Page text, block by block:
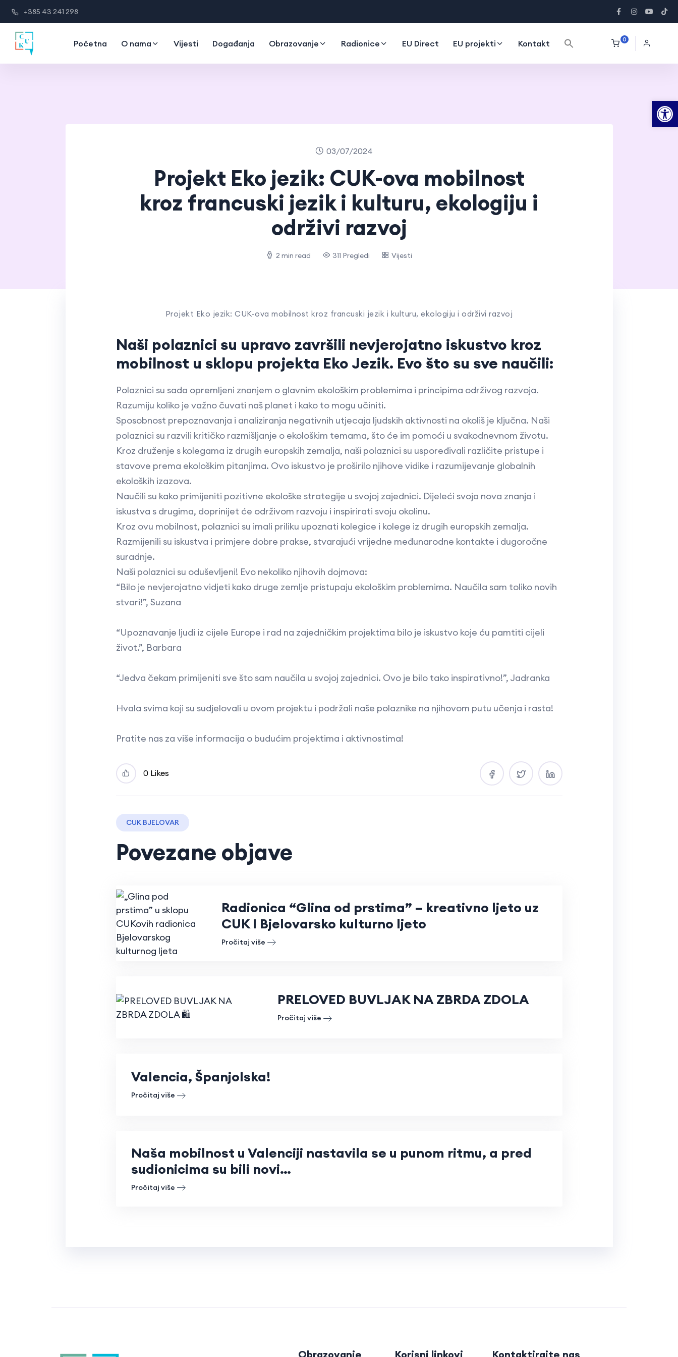
+385 43 241 298
Početna O nama Vijesti Događanja Obrazovanje Radionice EU Direct EU projekti Kontakt 0
03/07/2024
Projekt Eko jezik: CUK-ova mobilnost
kroz francuski jezik i kulturu, ekologiju i
održivi razvoj
2 min read 311 Pregledi Vijesti
Projekt Eko jezik: CUK-ova mobilnost kroz francuski jezik i kulturu, ekologiju i održivi razvoj
Naši polaznici su upravo završili nevjerojatno iskustvo kroz
mobilnost u sklopu projekta Eko Jezik. Evo što su sve naučili:
Polaznici su sada opremljeni znanjem o glavnim ekološkim problemima i principima održivog razvoja.
Razumiju koliko je važno čuvati naš planet i kako to mogu učiniti.
Sposobnost prepoznavanja i analiziranja negativnih utjecaja ljudskih aktivnosti na okoliš je ključna. Naši
polaznici su razvili kritičko razmišljanje o ekološkim temama, što će im pomoći u svakodnevnom životu.
Kroz druženje s kolegama iz drugih europskih zemalja, naši polaznici su uspoređivali različite pristupe i
stavove prema ekološkim pitanjima. Ovo iskustvo je proširilo njihove vidike i razumijevanje globalnih
ekoloških izazova.
Naučili su kako primijeniti pozitivne ekološke strategije u svojoj zajednici. Dijeleći svoja nova znanja i
iskustva s drugima, doprinijet će održivom razvoju i inspirirati svoju okolinu.
Kroz ovu mobilnost, polaznici su imali priliku upoznati kolegice i kolege iz drugih europskih zemalja.
Razmijenili su iskustva i primjere dobre prakse, stvarajući vrijedne međunarodne kontakte i dugoročne
suradnje.
Naši polaznici su oduševljeni! Evo nekoliko njihovih dojmova:
“Bilo je nevjerojatno vidjeti kako druge zemlje pristupaju ekološkim problemima. Naučila sam toliko novih
stvari!”, Suzana
“Upoznavanje ljudi iz cijele Europe i rad na zajedničkim projektima bilo je iskustvo koje ću pamtiti cijeli
život.”, Barbara
“Jedva čekam primijeniti sve što sam naučila u svojoj zajednici. Ovo je bilo tako inspirativno!”, Jadranka
Hvala svima koji su sudjelovali u ovom projektu i podržali naše polaznike na njihovom putu učenja i rasta!
Pratite nas za više informacija o budućim projektima i aktivnostima!
0 Likes
CUK BJELOVAR
Povezane objave
Radionica “Glina od prstima” – kreativno ljeto uz
CUK I Bjelovarsko kulturno ljeto
Pročitaj više
PRELOVED BUVLJAK NA ZBRDA ZDOLA
Pročitaj više
Valencia, Španjolska!
Pročitaj više
Naša mobilnost u Valenciji nastavila se u punom ritmu, a pred
sudionicima su bili novi…
Pročitaj više
Obrazovanje Korisni linkovi Kontaktirajte nas